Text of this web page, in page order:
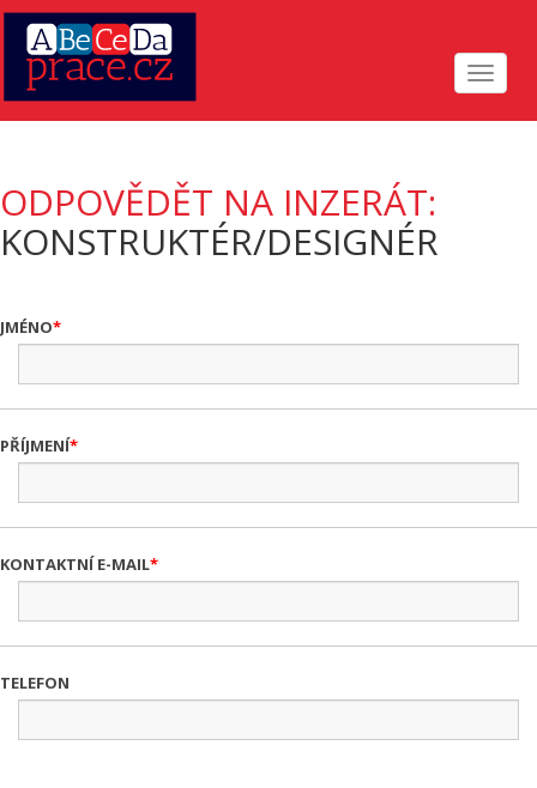
Toggle
ODPOVĚDĚT NA INZERÁT:
KONSTRUKTÉR/DESIGNÉR
JMÉNO
PŘÍJMENÍ
KONTAKTNÍ E-MAIL
TELEFON